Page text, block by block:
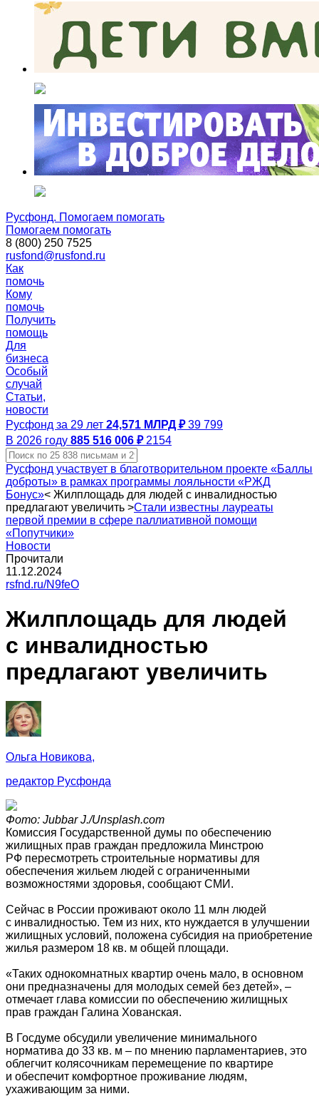
Русфонд. Помогаем помогать
Помогаем помогать
8 (800) 250 7525
rusfond@rusfond.ru
Как
помочь
Кому
помочь
Получить
помощь
Для
бизнеса
Особый
случай
Статьи,
новости
Русфонд за 29 лет 24,571 МЛРД ₽ 39 799
В 2026 году 885 516 006 ₽ 2154
Русфонд участвует в благотворительном проекте «Баллы
доброты» в рамках программы лояльности «РЖД
Бонус»< Жилплощадь для людей с инвалидностью
предлагают увеличить >Стали известны лауреаты
первой премии в сфере паллиативной помощи
«Попутчики»
Новости
Прочитали
11.12.2024
rsfnd.ru/N9feO
Жилплощадь для людей
с инвалидностью
предлагают увеличить
Ольга Новикова,
редактор Русфонда
Фото: Jubbar J./Unsplash.com
Комиссия Государственной думы по обеспечению
жилищных прав граждан предложила Минстрою
РФ пересмотреть строительные нормативы для
обеспечения жильем людей с ограниченными
возможностями здоровья, сообщают СМИ.
Сейчас в России проживают около 11 млн людей
с инвалидностью. Тем из них, кто нуждается в улучшении
жилищных условий, положена субсидия на приобретение
жилья размером 18 кв. м общей площади.
«Таких однокомнатных квартир очень мало, в основном
они предназначены для молодых семей без детей», –
отмечает глава комиссии по обеспечению жилищных
прав граждан Галина Хованская.
В Госдуме обсудили увеличение минимального
норматива до 33 кв. м – по мнению парламентариев, это
облегчит колясочникам перемещение по квартире
и обеспечит комфортное проживание людям,
ухаживающим за ними.